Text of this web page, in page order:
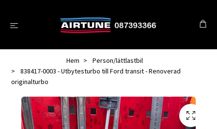
Hem
Person/lättlastbil
838417-0003 - Utbytesturbo till Ford transit - Renoverad
originalturbo